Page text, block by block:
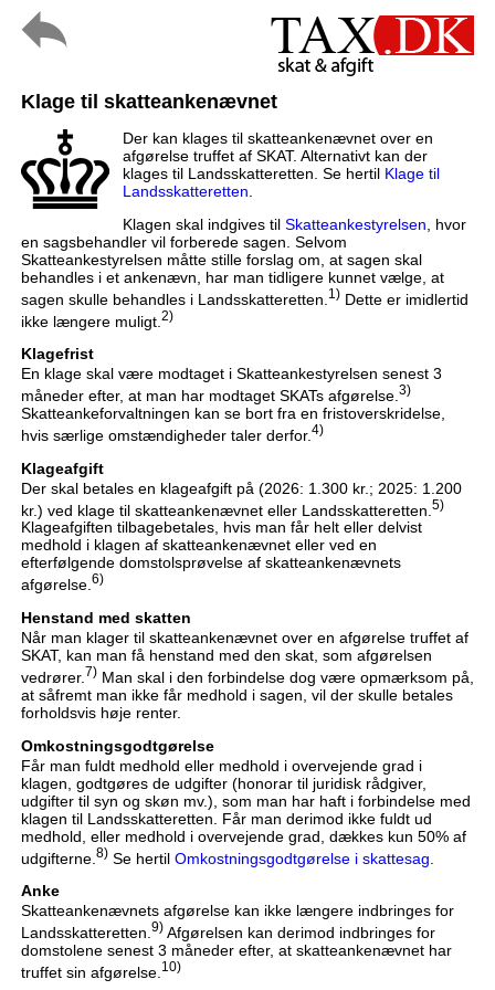
Klage til skatteankenævnet
Der kan klages til skatteankenævnet over en
afgørelse truffet af SKAT. Alternativt kan der
klages til Landsskatteretten. Se hertil Klage til
Landsskatteretten
Klagen skal indgives til Skatteankestyrelsen , hvor
en sagsbehandler vil forberede sagen. Selvom
Skatteankestyrelsen måtte stille forslag om, at sagen skal
behandles i et ankenævn, har man tidligere kunnet vælge, at
sagen skulle behandles i Landsskatteretten. 1)Dette er imidlertid
ikke længere muligt. 2)
Klagefrist
En klage skal være modtaget i Skatteankestyrelsen senest 3
måneder efter, at man har modtaget SKATs afgørelse. 3)
Skatteankeforvaltningen kan se bort fra en fristoverskridelse,
hvis særlige omstændigheder taler derfor. 4)
Klageafgift
Der skal betales en klageafgift på (2026: 1.300 kr.; 2025: 1.200
kr.) ved klage til skatteankenævnet eller Landsskatteretten. 5)
Klageafgiften tilbagebetales, hvis man får helt eller delvist
medhold i klagen af skatteankenævnet eller ved en
efterfølgende domstolsprøvelse af skatteankenævnets
afgørelse. 6)
Henstand med skatten
Når man klager til skatteankenævnet over en afgørelse truffet af
SKAT, kan man få henstand med den skat, som afgørelsen
vedrører. 7)Man skal i den forbindelse dog være opmærksom på,
at såfremt man ikke får medhold i sagen, vil der skulle betales
forholdsvis høje renter.
Omkostningsgodtgørelse
Får man fuldt medhold eller medhold i overvejende grad i
klagen, godtgøres de udgifter (honorar til juridisk rådgiver,
udgifter til syn og skøn mv.), som man har haft i forbindelse med
klagen til Landsskatteretten. Får man derimod ikke fuldt ud
medhold, eller medhold i overvejende grad, dækkes kun 50% af
udgifterne. 8)Se hertil Omkostningsgodtgørelse i skattesag
Anke
Skatteankenævnets afgørelse kan ikke længere indbringes for
Landsskatteretten. 9)Afgørelsen kan derimod indbringes for
domstolene senest 3 måneder efter, at skatteankenævnet har
truffet sin afgørelse. 10)